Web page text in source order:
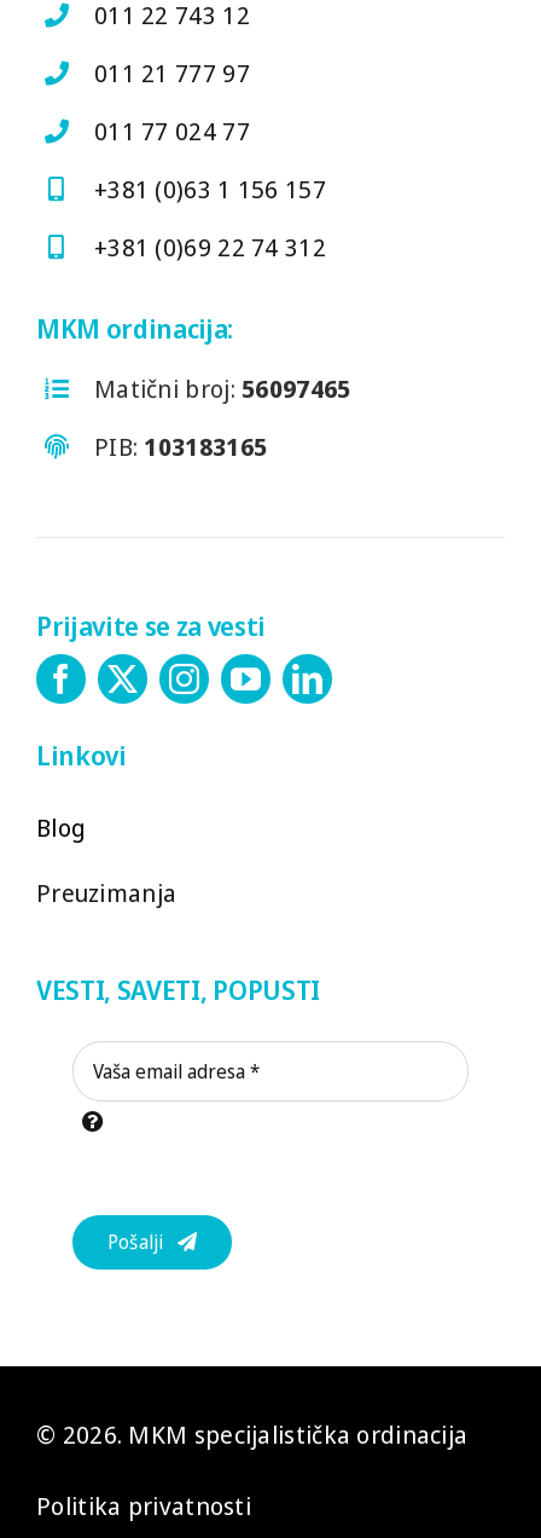
011 22 743 12
011 21 777 97
011 77 024 77
+381 (0)63 1 156 157
+381 (0)69 22 74 312
MKM ordinacija:
Matični broj: 56097465
PIB: 103183165
Prijavite se za vesti
Linkovi
Blog
Preuzimanja
VESTI, SAVETI, POPUSTI
Pošalji
© 2026. MKM specijalistička ordinacija
Politika privatnosti